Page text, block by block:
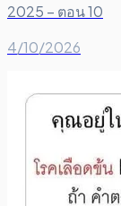
2025 – ตอน 10
4/10/2026